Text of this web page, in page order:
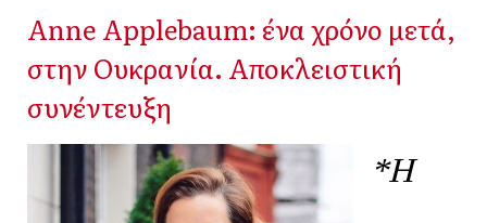
Αnne Applebaum: ένα χρόνο μετά,
στην Ουκρανία. Αποκλειστική
συνέντευξη
*Η